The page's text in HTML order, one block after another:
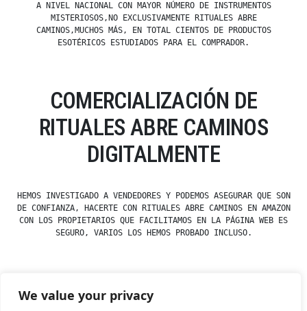
We value your privacy
A NIVEL NACIONAL CON MAYOR NÚMERO DE INSTRUMENTOS
MISTERIOSOS,NO EXCLUSIVAMENTE RITUALES ABRE
CAMINOS,MUCHOS MÁS, EN TOTAL CIENTOS DE PRODUCTOS
ESOTÉRICOS ESTUDIADOS PARA EL COMPRADOR.
COMERCIALIZACIÓN DE
RITUALES ABRE CAMINOS
DIGITALMENTE
HEMOS INVESTIGADO A VENDEDORES Y PODEMOS ASEGURAR QUE SON
DE CONFIANZA, HACERTE CON RITUALES ABRE CAMINOS EN AMAZON
CON LOS PROPIETARIOS QUE FACILITAMOS EN LA PÁGINA WEB ES
SEGURO, VARIOS LOS HEMOS PROBADO INCLUSO.
Posted
esdfninj34 23 December, 2019